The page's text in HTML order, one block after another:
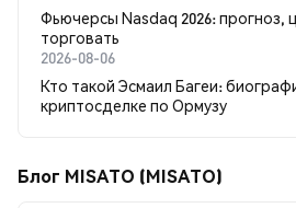
Фьючерсы Nasdaq 2026: прогноз,
торговать
2026-08-06
Кто такой Эсмаил Багеи:
криптосделке по Ормузу
Блог MISATO (MISATO)